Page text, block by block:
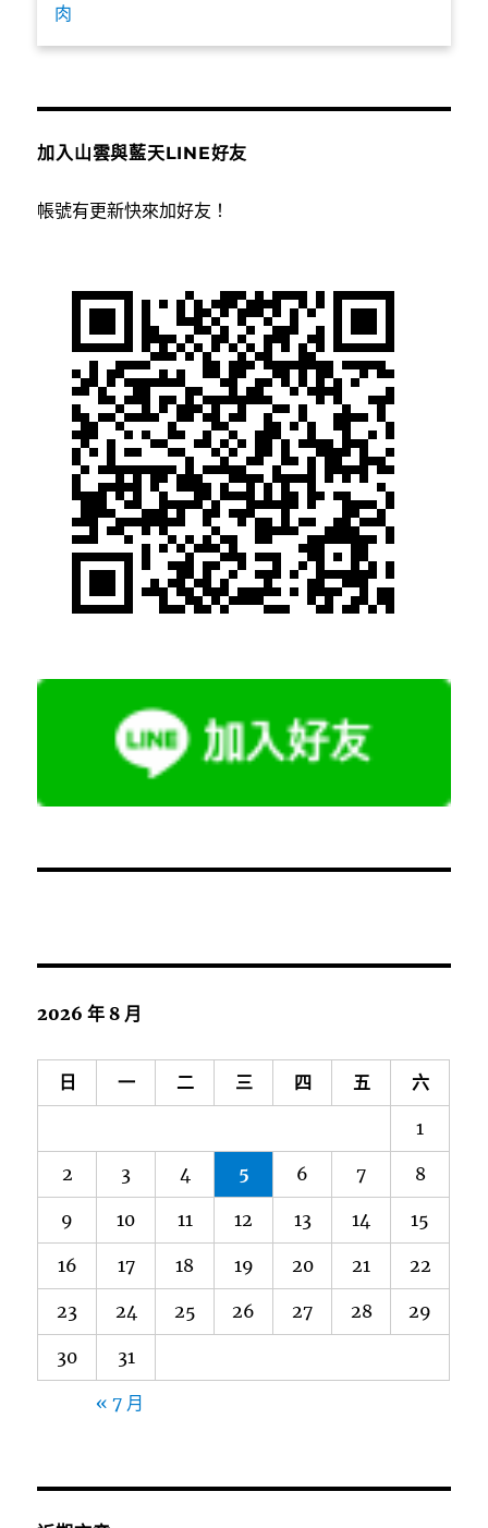
肉
加入山雲與藍天LINE好友
帳號有更新快來加好友！
2026 年 8 月
日 一 二 三 四 五 六
1
2 3 4 5 6 7 8
9 10 11 12 13 14 15
16 17 18 19 20 21 22
23 24 25 26 27 28 29
30 31
« 7 月